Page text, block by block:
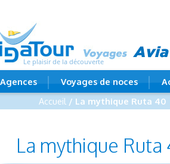
Le plaisir de la découverte
Agences Voyages de noces
Accueil / La mythique Ruta 40
La mythique Ruta